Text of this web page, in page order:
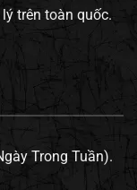
trên toàn quốc.
Trong Tuần).